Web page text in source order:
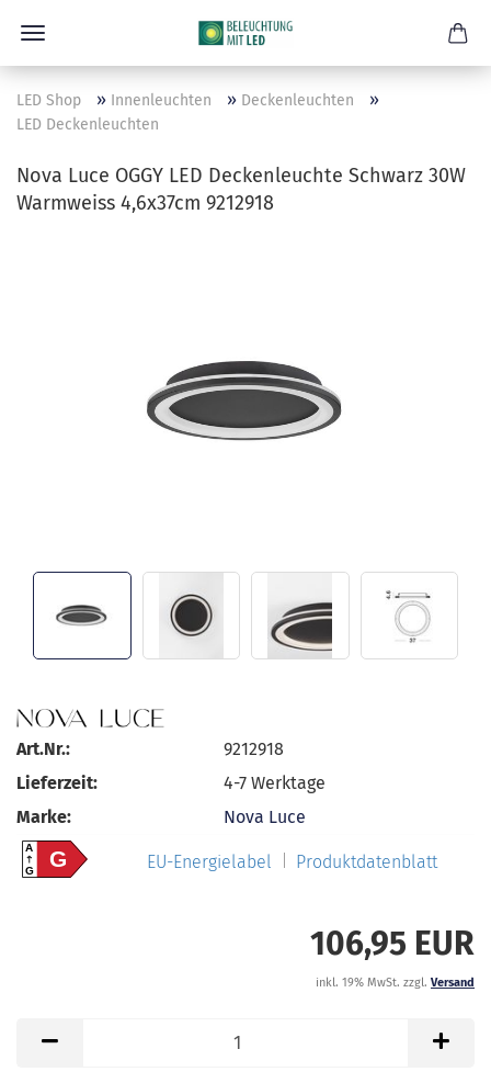
LED Shop » Innenleuchten » Deckenleuchten »
LED Deckenleuchten
Nova Luce OGGY LED Deckenleuchte Schwarz 30W
Warmweiss 4,6x37cm 9212918
Art.Nr.:
9212918
Lieferzeit:
4-7 Werktage
Marke:
Nova Luce
A
GG EU-Energielabel Produktdatenblatt
106,95 EUR
inkl. 19% MwSt. zzgl. Versand